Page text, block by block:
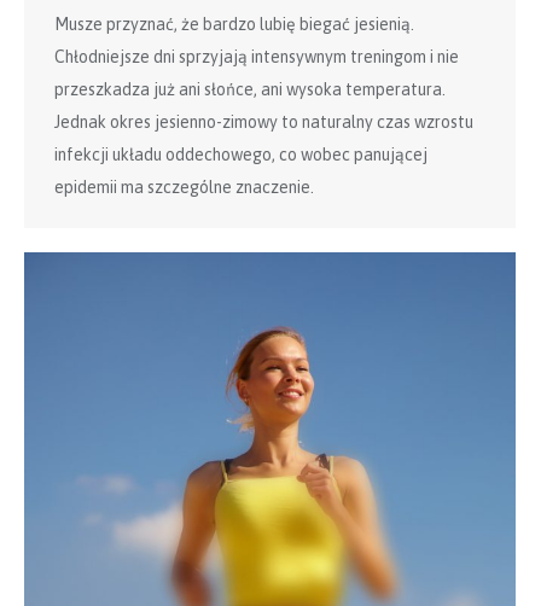
Musze przyznać, że bardzo lubię biegać jesienią.
Chłodniejsze dni sprzyjają intensywnym treningom i nie
przeszkadza już ani słońce, ani wysoka temperatura.
Jednak okres jesienno-zimowy to naturalny czas wzrostu
infekcji układu oddechowego, co wobec panującej
epidemii ma szczególne znaczenie.